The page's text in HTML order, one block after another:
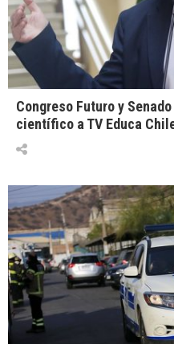
Congreso Futuro y
científico a TV Educa